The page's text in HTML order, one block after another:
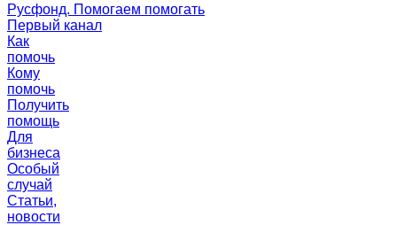
Русфонд. Помогаем помогать
Первый канал
Как
помочь
Кому
помочь
Получить
помощь
Для
бизнеса
Особый
случай
Статьи,
новости